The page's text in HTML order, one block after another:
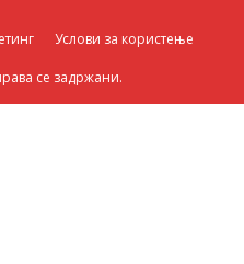
Услови за користење
се задржани.